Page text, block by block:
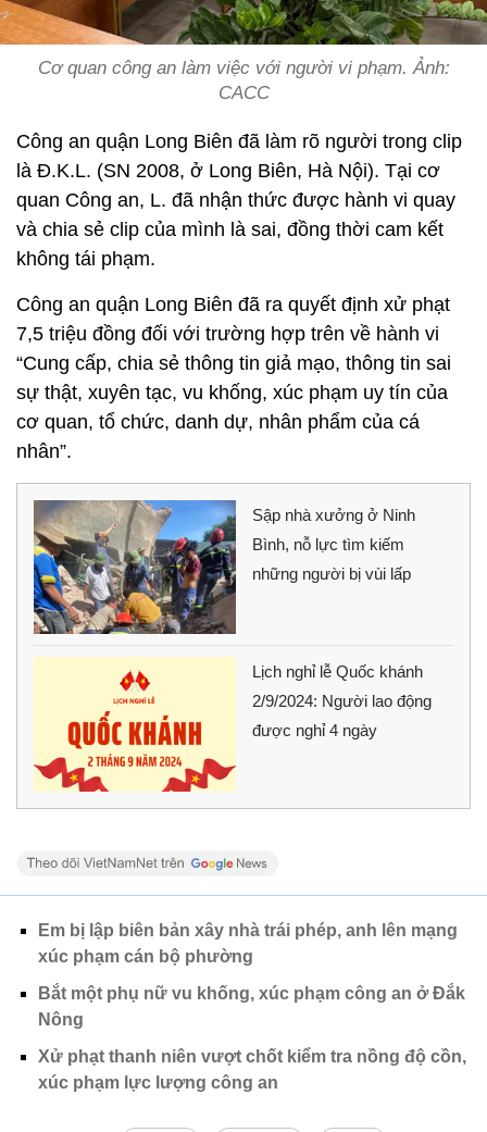
Cơ quan công an làm việc với người vi phạm. Ảnh:
CACC
Công an quận Long Biên đã làm rõ người trong clip
là Đ.K.L. (SN 2008, ở Long Biên, Hà Nội). Tại cơ
quan Công an, L. đã nhận thức được hành vi quay
và chia sẻ clip của mình là sai, đồng thời cam kết
không tái phạm.
​Công an quận Long Biên đã ra quyết định xử phạt
7,5 triệu đồng đối với trường hợp trên về hành vi
“Cung cấp, chia sẻ thông tin giả mạo, thông tin sai
sự thật, xuyên tạc, vu khống, xúc phạm uy tín của
cơ quan, tổ chức, danh dự, nhân phẩm của cá
nhân”.
Sập nhà xưởng ở Ninh
Bình, nỗ lực tìm kiếm
những người bị vùi lấp
Lịch nghỉ lễ Quốc khánh
2/9/2024: Người lao động
được nghỉ 4 ngày
Em bị lập biên bản xây nhà trái phép, anh lên mạng
xúc phạm cán bộ phường
Bắt một phụ nữ vu khống, xúc phạm công an ở Đắk
Nông
Xử phạt thanh niên vượt chốt kiểm tra nồng độ cồn,
xúc phạm lực lượng công an